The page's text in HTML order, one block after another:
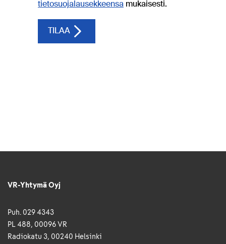
VR-Yhtymä Oyj
Puh. 029 4343
PL 488, 00096 VR
Radiokatu 3, 00240 Helsinki